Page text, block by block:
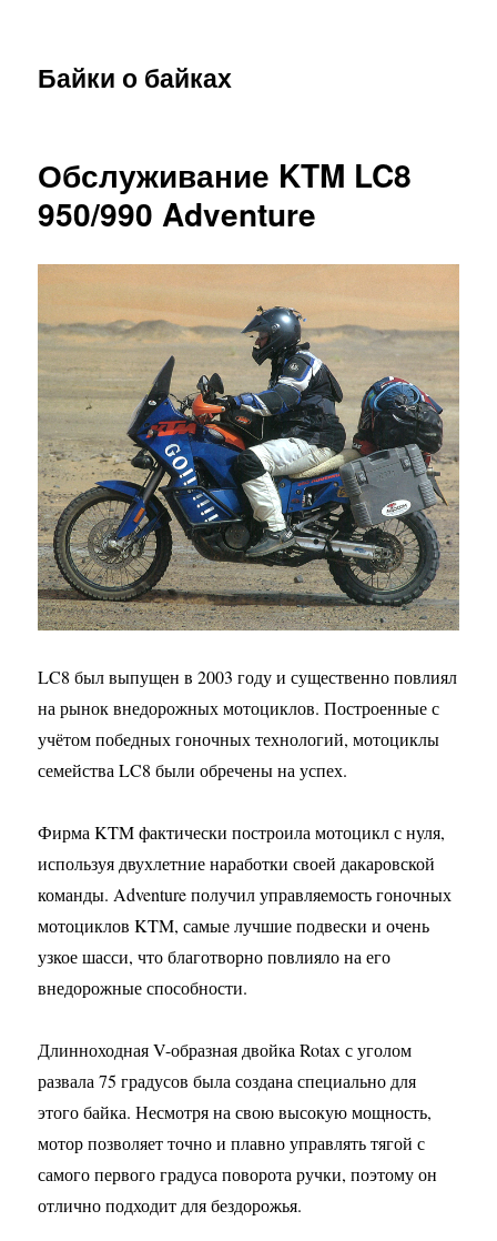
Байки о байках
Обслуживание KTM LC8
950/990 Adventure
LC8 был выпущен в 2003 году и существенно повлиял
на рынок внедорожных мотоциклов. Построенные с
учётом победных гоночных технологий, мотоциклы
семейства LC8 были обречены на успех.
Фирма KTM фактически построила мотоцикл с нуля,
используя двухлетние наработки своей дакаровской
команды. Adventure получил управляемость гоночных
мотоциклов KTM, самые лучшие подвески и очень
узкое шасси, что благотворно повлияло на его
внедорожные способности.
Длинноходная V-образная двойка Rotax с уголом
развала 75 градусов была создана специально для
этого байка. Несмотря на свою высокую мощность,
мотор позволяет точно и плавно управлять тягой с
самого первого градуса поворота ручки, поэтому он
отлично подходит для бездорожья.